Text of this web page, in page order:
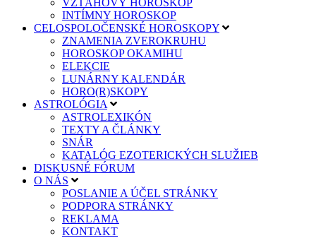
VZŤAHOVÝ HOROSKOP
INTÍMNY HOROSKOP
CELOSPOLOČENSKÉ HOROSKOPY
ZNAMENIA ZVEROKRUHU
HOROSKOP OKAMIHU
ELEKCIE
LUNÁRNY KALENDÁR
HORO(R)SKOPY
ASTROLÓGIA
ASTROLEXIKÓN
TEXTY A ČLÁNKY
SNÁR
KATALÓG EZOTERICKÝCH SLUŽIEB
DISKUSNÉ FÓRUM
O NÁS
POSLANIE A ÚČEL STRÁNKY
PODPORA STRÁNKY
REKLAMA
KONTAKT